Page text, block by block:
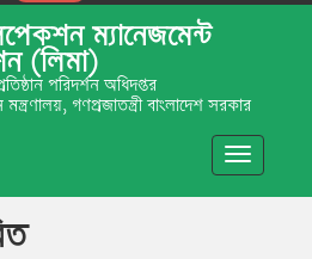
ম্যানেজমেন্ট
(লিমা)
পরিদর্শন অধিদপ্তর
মন্ত্রণালয়, গণপ্রজাতন্ত্রী বাংলাদেশ সরকার
Toggle